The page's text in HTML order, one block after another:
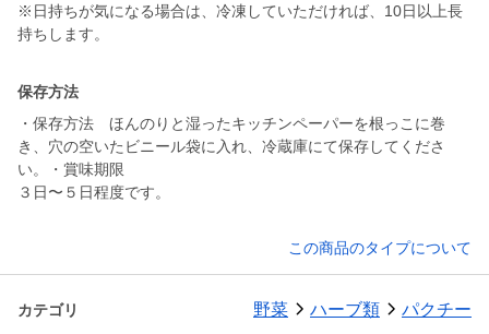
※日持ちが気になる場合は、冷凍していただければ、10日以上長
保存方法
・保存方法 ほんのりと湿ったキッチンペーパーを根っこに巻
き、穴の空いたビニール袋に入れ、冷蔵庫にて保存してくださ
い。・賞味期限
３日〜５日程度です。
この商品のタイプについて
カテゴリ 野菜 ハーブ類 パクチー